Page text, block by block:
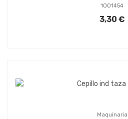
1001454
3,30 €
Maquinaria